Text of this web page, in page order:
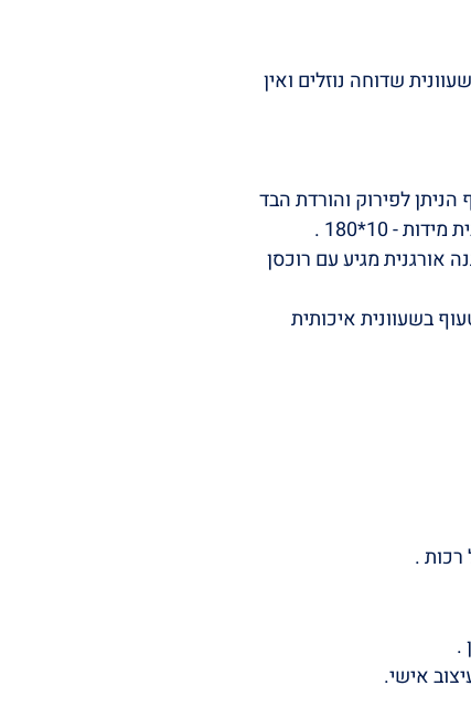
שדוחה נוזלים ואין
לפירוק והורדת הבד
עשוי מבד גרסי 100% כותנה אורגנית מגיע עם רוכסן
בשעוונית איכותית
רכות .
.
אישי.